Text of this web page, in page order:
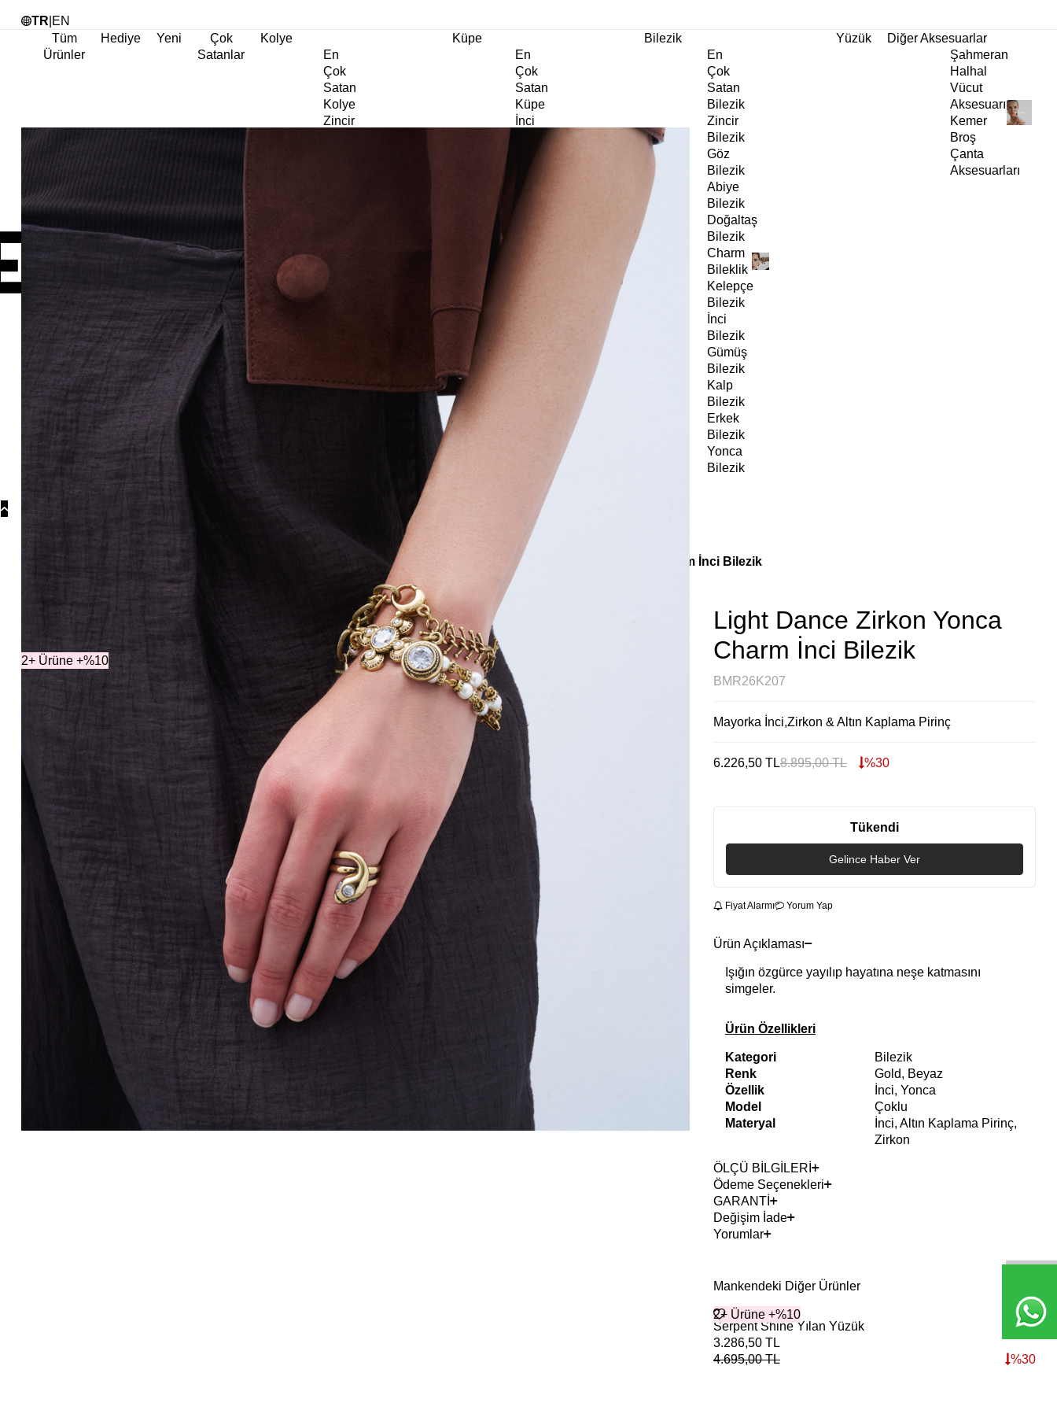
TR EN
Tüm
Ürünler
Hediye Yeni
Çok
Satanlar
Kolye
En
Çok
Satan
Kolye
Zincir
İnci
Gümüş
Küpe
En
Çok
Satan
Küpe
İnci
Küpe
Küpe
Küpe
Klipsli
Bilezik
En
Çok
Satan
Bilezik
Zincir
Bilezik
Göz
Bilezik
Abiye
Bilezik
Doğaltaş
Bilezik
Charm
Bileklik
Kelepçe
Bilezik
İnci
Bilezik
Gümüş
Bilezik
Kalp
Bilezik
Erkek
Bilezik
Yonca
Bilezik
Yüzük
Diğer Aksesuarlar
Şahmeran
Halhal
Vücut
Aksesuarı
Kemer
Broş
Çanta
Aksesuarları
Koleksiyonlar Light Dance Zirkon Yonca Charm İnci Bilezik
2+ Ürüne +%10
Light Dance Zirkon Yonca
Charm İnci Bilezik
BMR26K207
Mayorka İnci,Zirkon & Altın Kaplama Pirinç
6.226,50 TL8.895,00TL %30
Tükendi
Gelince Haber Ver
Fiyat Alarmı Yorum Yap
Ürün Açıklaması
Işığın özgürce yayılıp hayatına neşe katmasını
simgeler.
Ürün Özellikleri
Kategori
Bilezik
Renk
Gold, Beyaz
Özellik
İnci, Yonca
Model
Çoklu
Materyal
İnci, Altın Kaplama Pirinç,
Zirkon
ÖLÇÜ BİLGİLERİ
Ödeme Seçenekleri
GARANTİ
Değişim İade
Yorumlar
Mankendeki Diğer Ürünler
2+ Ürüne +%10
Serpent Shine Yılan Yüzük
3.286,50 TL
4.695,00TL %30
2+